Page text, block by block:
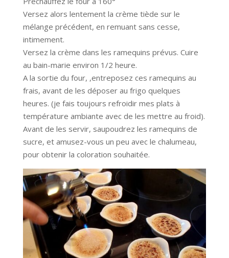
Versez alors lentement la crème tiède sur le
mélange précédent, en remuant sans cesse,
intimement.
Versez la crème dans les ramequins prévus. Cuire
au bain-marie environ 1/2 heure.
A la sortie du four, ,entreposez ces ramequins au
frais, avant de les déposer au frigo quelques
heures. (je fais toujours refroidir mes plats à
température ambiante avec de les mettre au froid).
Avant de les servir, saupoudrez les ramequins de
sucre, et amusez-vous un peu avec le chalumeau,
pour obtenir la coloration souhaitée.